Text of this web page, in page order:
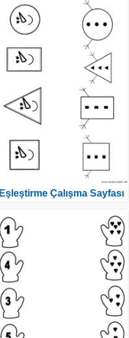
Eşleştirme Çalışma Sayfası